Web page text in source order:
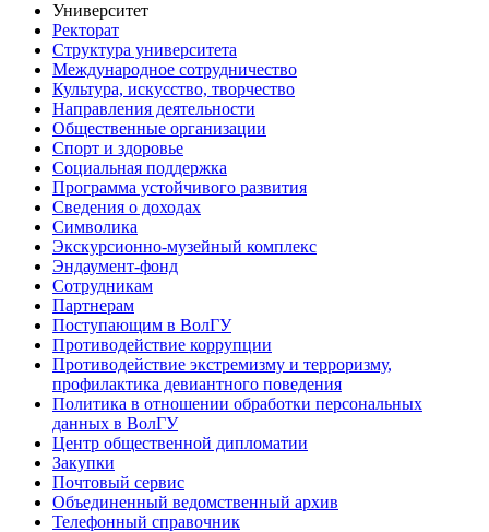
Университет
Ректорат
Структура университета
Международное сотрудничество
Культура, искусство, творчество
Направления деятельности
Общественные организации
Спорт и здоровье
Социальная поддержка
Программа устойчивого развития
Сведения о доходах
Символика
Экскурсионно-музейный комплекс
Эндаумент-фонд
Сотрудникам
Партнерам
Поступающим в ВолГУ
Противодействие коррупции
Противодействие экстремизму и терроризму,
профилактика девиантного поведения
Политика в отношении обработки персональных
данных в ВолГУ
Центр общественной дипломатии
Закупки
Почтовый сервис
Объединенный ведомственный архив
Телефонный справочник